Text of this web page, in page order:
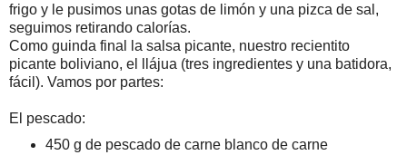
frigo y le pusimos unas gotas de limón y una pizca de sal,
seguimos retirando calorías.
Como guinda final la salsa picante, nuestro recientito
picante boliviano, el llájua (tres ingredientes y una batidora,
fácil). Vamos por partes:
El pescado:
450 g de pescado de carne blanco de carne